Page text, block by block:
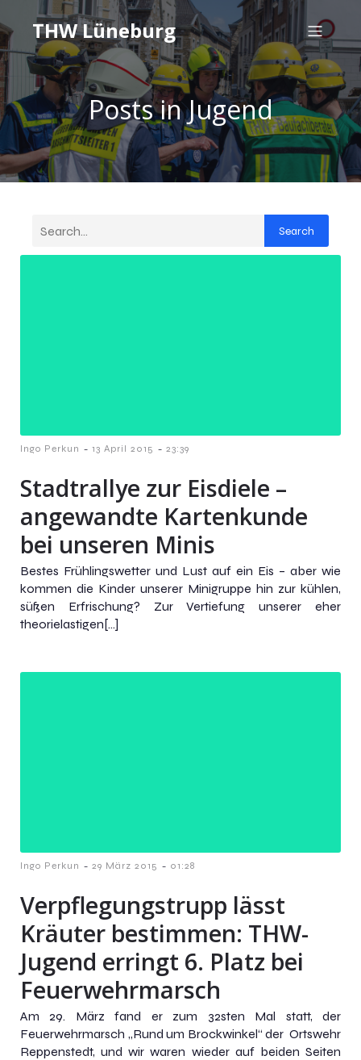
THW Lüneburg
Posts in Jugend
Search
Ingo Perkun - 13 April 2015 - 23:39
Stadtrallye zur Eisdiele –
angewandte Kartenkunde
bei unseren Minis
Bestes Frühlingswetter und Lust auf ein Eis – aber wie
kommen die Kinder unserer Minigruppe hin zur kühlen,
süßen Erfrischung? Zur Vertiefung unserer eher
theorielastigen[…]
Ingo Perkun - 29 März 2015 - 01:28
Verpflegungstrupp lässt
Kräuter bestimmen: THW-
Jugend erringt 6. Platz bei
Feuerwehrmarsch
Am 29. März fand er zum 32sten Mal statt, der
Feuerwehrmarsch „Rund um Brockwinkel“ der Ortswehr
Reppenstedt, und wir waren wieder auf beiden Seiten